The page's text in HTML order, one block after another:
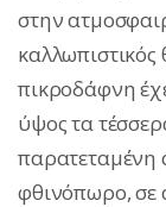
στην
πικροδάφνη
ύψος τα
παρατεταμένη
φθινόπωρο, σε